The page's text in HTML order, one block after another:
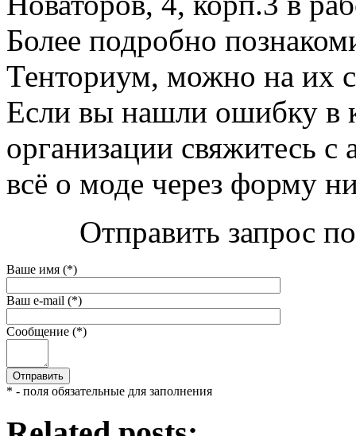
Более подробно
Тенториум, можно на их
Если вы нашли ошибку в
организации свяжитесь
всё о моде через форму
Отправить запрос
Ваше имя (*)
Ваш e-mail (*)
Сообщение (*)
* - поля обязательные для заполнения